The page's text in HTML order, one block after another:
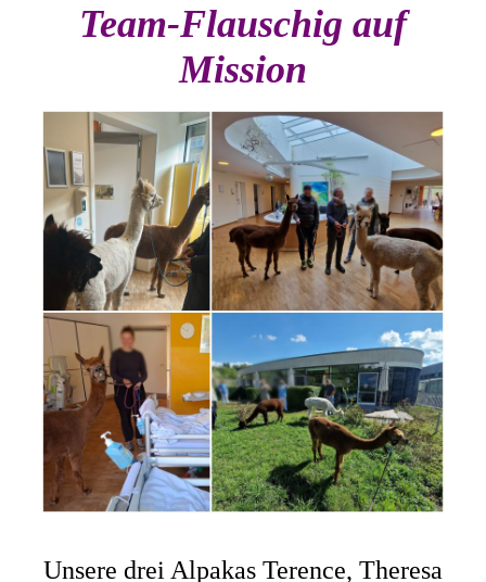
Team-Flauschig auf
Mission
Unsere drei Alpakas Terence, Theresa